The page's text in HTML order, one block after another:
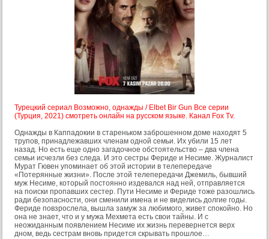
Турецкий сериал Возможно, однажды / Elbet Bir Gun Все серии
(Турция, 2021) смотреть онлайн на русском языке. Канал Fox Tv.
Однажды в Каппадокии в стареньком заброшенном доме находят 5
трупов, принадлежавших членам одной семьи. Их убили 15 лет
назад. Но есть еще одно загадочное обстоятельство – два члена
семьи исчезли без следа. И это сестры Фериде и Несиме. Журналист
Мурат Гювен упоминает об этой истории в телепередаче
«Потерянные жизни». После этой телепередачи Джемиль, бывший
муж Несиме, который постоянно издевался над ней, отправляется
на поиски пропавших сестер. Пути Несиме и Фериде тоже разошлись
ради безопасности, они сменили имена и не виделись долгие годы.
Фериде повзрослела, вышла замуж за любимого, живет спокойно. Но
она не знает, что и у мужа Мехмета есть свои тайны. И с
неожиданным появлением Несиме их жизнь перевернется верх
дном, ведь сестрам вновь придется скрывать прошлое…